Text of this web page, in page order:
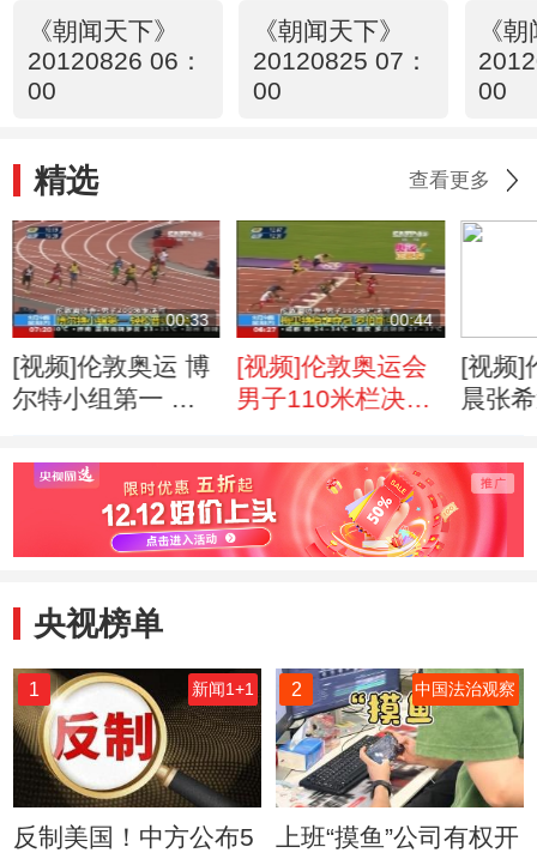
《朝闻天下》
20120826 06：
00
《朝闻天下》
20120825 07：
00
《
00
精选 查看更多
00:33
[视频]伦敦奥运 博
尔特小组第一 轻
00:44
[视频]伦敦奥运会
男子110米栏决
冠 罗伯斯中途退
赛
[视频]
晨张
央视榜单
1 新闻1+1
反制美国！中方公布5
2 中国法治观察
上班“摸鱼”公司有权开